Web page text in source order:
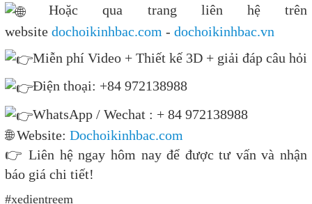
Hoặc qua trang liên hệ trên
website dochoikinhbac.com - dochoikinhbac.vn
Miễn phí Video + Thiết kế 3D + giải đáp câu hỏi
Điện thoại: +84 972138988
WhatsApp / Wechat : + 84 972138988
🌐 Website: Dochoikinhbac.com
👉 Liên hệ ngay hôm nay để được tư vấn và nhận
báo giá chi tiết!
#xedientreem